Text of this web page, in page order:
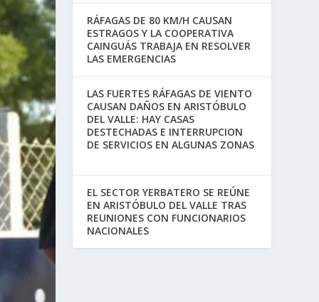
RÁFAGAS DE 80 KM/H CAUSAN
ESTRAGOS Y LA COOPERATIVA
CAINGUÁS TRABAJA EN RESOLVER
LAS EMERGENCIAS
LAS FUERTES RÁFAGAS DE VIENTO
CAUSAN DAÑOS EN ARISTÓBULO
DEL VALLE: HAY CASAS
DESTECHADAS E INTERRUPCION
DE SERVICIOS EN ALGUNAS ZONAS
EL SECTOR YERBATERO SE REÚNE
EN ARISTÓBULO DEL VALLE TRAS
REUNIONES CON FUNCIONARIOS
NACIONALES